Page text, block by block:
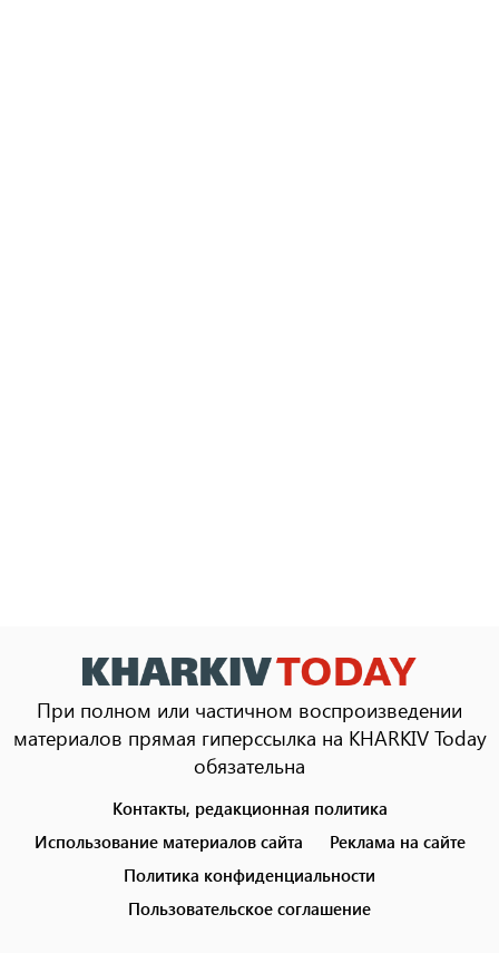
При полном или частичном воспроизведении
материалов прямая гиперссылка на KHARKIV Today
обязательна
menu
Контакты, редакционная политика
Использование материалов сайта
Реклама на сайте
Политика конфиденциальности
Пользовательское соглашение